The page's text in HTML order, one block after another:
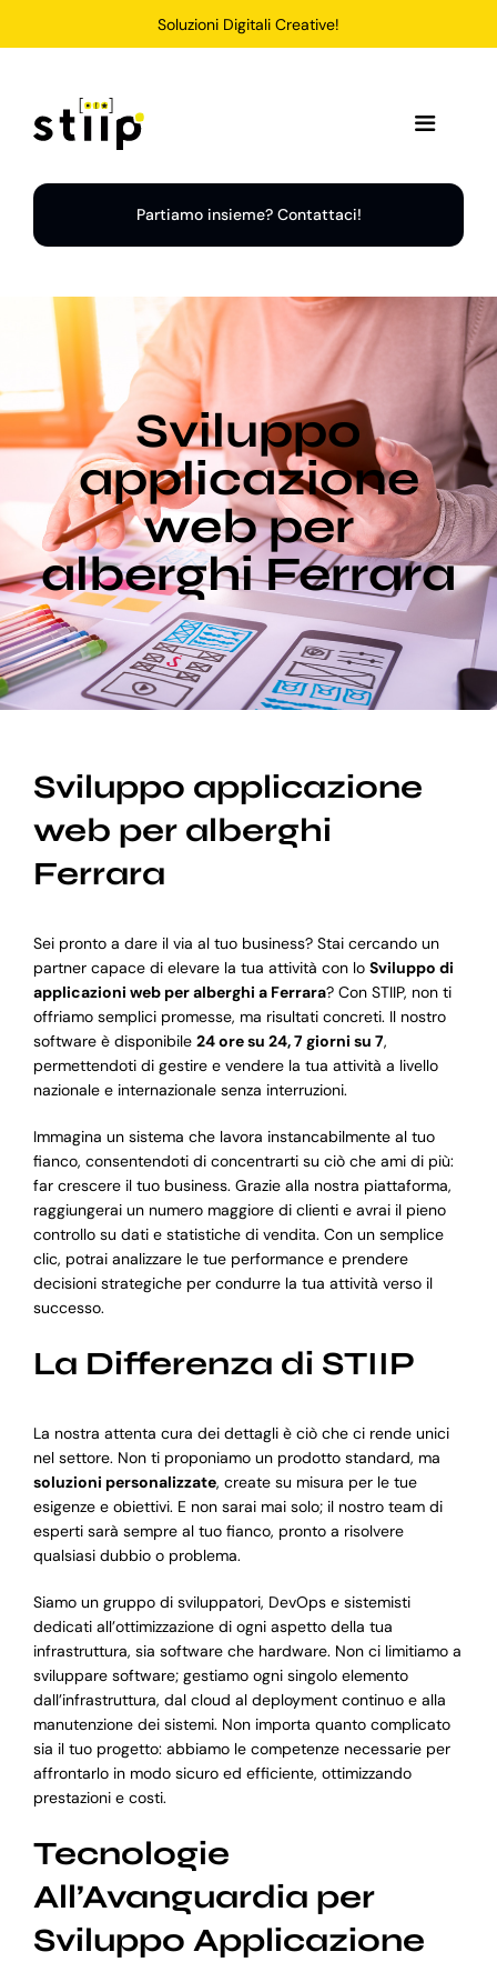
Soluzioni Digitali Creative!
Toggle
Home
Soluzioni
Chi Siamo
Portfolio
Blog
Supporto
Partiamo insieme? Contattaci!
Sviluppo
applicazione
web per
alberghi Ferrara
Sviluppo applicazione
web per alberghi
Ferrara
Sei pronto a dare il via al tuo business? Stai cercando un
partner capace di elevare la tua attività con lo Sviluppo di
applicazioni web per alberghi a Ferrara? Con STIIP, non ti
offriamo semplici promesse, ma risultati concreti. Il nostro
software è disponibile 24 ore su 24, 7 giorni su 7,
permettendoti di gestire e vendere la tua attività a livello
nazionale e internazionale senza interruzioni.
Immagina un sistema che lavora instancabilmente al tuo
fianco, consentendoti di concentrarti su ciò che ami di più:
far crescere il tuo business. Grazie alla nostra piattaforma,
raggiungerai un numero maggiore di clienti e avrai il pieno
controllo su dati e statistiche di vendita. Con un semplice
clic, potrai analizzare le tue performance e prendere
decisioni strategiche per condurre la tua attività verso il
successo.
La Differenza di STIIP
La nostra attenta cura dei dettagli è ciò che ci rende unici
nel settore. Non ti proponiamo un prodotto standard, ma
soluzioni personalizzate, create su misura per le tue
esigenze e obiettivi. E non sarai mai solo; il nostro team di
esperti sarà sempre al tuo fianco, pronto a risolvere
qualsiasi dubbio o problema.
Siamo un gruppo di sviluppatori, DevOps e sistemisti
dedicati all’ottimizzazione di ogni aspetto della tua
infrastruttura, sia software che hardware. Non ci limitiamo a
sviluppare software; gestiamo ogni singolo elemento
dall’infrastruttura, dal cloud al deployment continuo e alla
manutenzione dei sistemi. Non importa quanto complicato
sia il tuo progetto: abbiamo le competenze necessarie per
affrontarlo in modo sicuro ed efficiente, ottimizzando
prestazioni e costi.
Tecnologie
All’Avanguardia per
Sviluppo Applicazione